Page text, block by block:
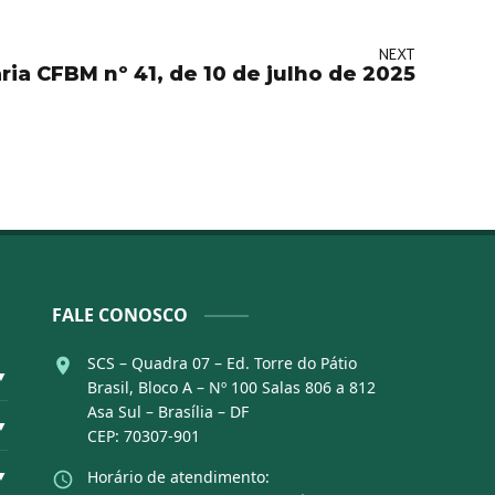
NEXT
CFBM nº 41, de 10 de julho de 2025
FALE CONOSCO
SCS – Quadra 07 – Ed. Torre do Pátio
Brasil, Bloco A – Nº 100 Salas 806 a 812
Asa Sul – Brasília – DF
CEP: 70307-901
Horário de atendimento: